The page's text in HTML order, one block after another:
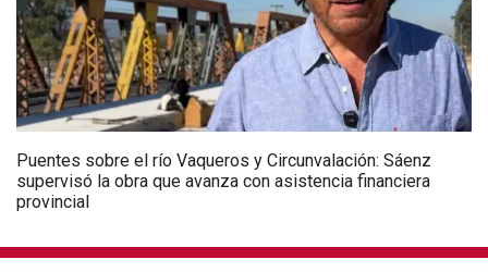
Puentes sobre el río Vaqueros y Circunvalación: Sáenz
supervisó la obra que avanza con asistencia financiera
provincial